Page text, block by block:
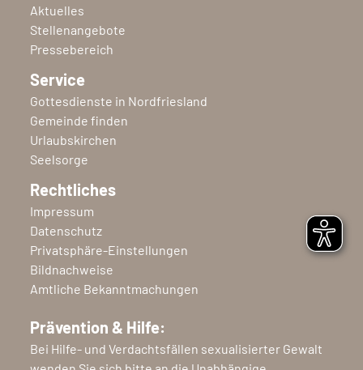
Aktuelles
Stellenangebote
Pressebereich
Service
Gottesdienste in Nordfriesland
Gemeinde finden
Urlaubskirchen
Seelsorge
Rechtliches
Impressum
Datenschutz
Privatsphäre-Einstellungen
Bildnachweise
Amtliche Bekanntmachungen
Prävention & Hilfe:
Bei Hilfe- und Verdachtsfällen sexualisierter Gewalt